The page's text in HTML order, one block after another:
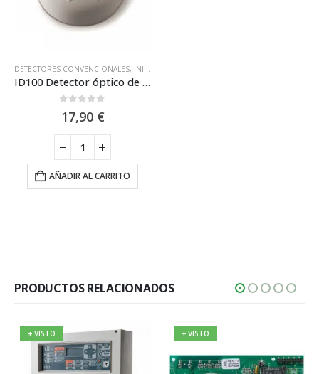
DETECTORES CONVENCIONALES, INIM ELECTRONICS
ID100 Detector óptico de humo convencional Inim
17,90 €
AÑADIR AL CARRITO
PRODUCTOS RELACIONADOS
+ VISTO + VISTO